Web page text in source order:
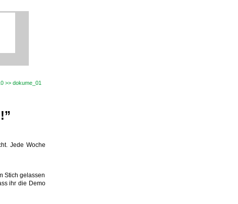
>> dokume_01
Jede Woche
Stich gelassen
ihr die Demo